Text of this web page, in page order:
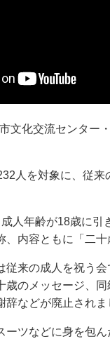
文化交流センター
人を対象に、従
人年齢が18歳に
、内容ともに「二
従来の成人を祝う
歳のメッセージ、
などが廃止されま
ーツなどに身を包